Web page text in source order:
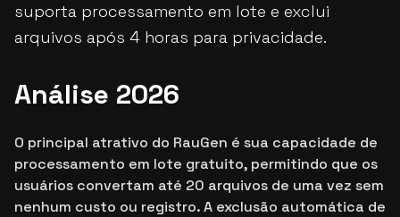
suporta processamento em lote e exclui
arquivos após 4 horas para privacidade.
Análise 2026
O principal atrativo do RauGen é sua capacidade de
processamento em lote gratuito, permitindo que os
usuários convertam até 20 arquivos de uma vez sem
nenhum custo ou registro. A exclusão automática de